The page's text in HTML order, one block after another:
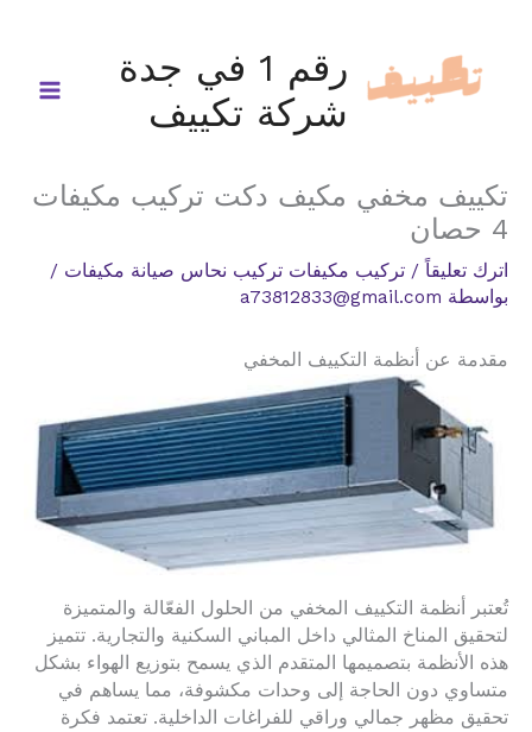
المحتوى
رقم 1 في جدة
شركة تكييف
تكييف مخفي مكيف دكت تركيب مكيفات
4 حصان
اترك تعليقاً / تركيب مكيفات تركيب نحاس صيانة مكيفات /
بواسطة a73812833@gmail.com
مقدمة عن أنظمة التكييف المخفي
تُعتبر أنظمة التكييف المخفي من الحلول الفعّالة والمتميزة
لتحقيق المناخ المثالي داخل المباني السكنية والتجارية. تتميز
هذه الأنظمة بتصميمها المتقدم الذي يسمح بتوزيع الهواء بشكل
متساوي دون الحاجة إلى وحدات مكشوفة، مما يساهم في
تحقيق مظهر جمالي وراقي للفراغات الداخلية. تعتمد فكرة